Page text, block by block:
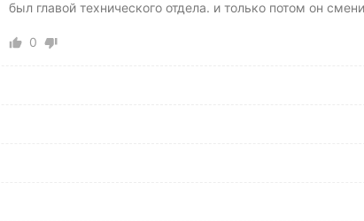
был главой технического отдела. и только потом он
0